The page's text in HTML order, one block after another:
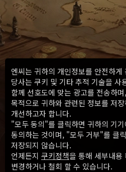
엔씨는 귀하의 개인정보를 안전하게
당사는 쿠키 및 기타 추적 기술을 사
함께 선호도에 맞는 광고를 전송하
목적으로 귀하와 관련된 정보를 저
개선하고자 합니다.
"모두 동의"를 클릭하면 귀하의 기
동의하는 것이며, "모두 거부"를 클
저장되지 않습니다.
언제든지 쿠키정책을 통해 세부내용
변경하거나 철회 할 수 있습니다.